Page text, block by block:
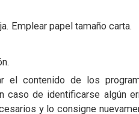
Emplear papel tamaño carta.
el contenido de los
caso de identificarse algún
y lo consigne